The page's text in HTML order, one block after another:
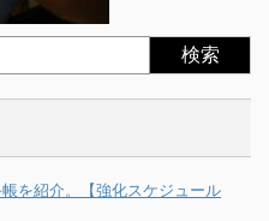
検索
を紹介。【強化スケジュール